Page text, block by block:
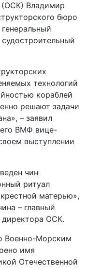
(ОСК) Владимир
бюро
технологий
кораблей
решают задачи
– заявил
ВМФ вице-
выступлении
чин
ритуал
матерью»,
– главный
директора ОСК.
Военно-Морским
имя
Отечественной